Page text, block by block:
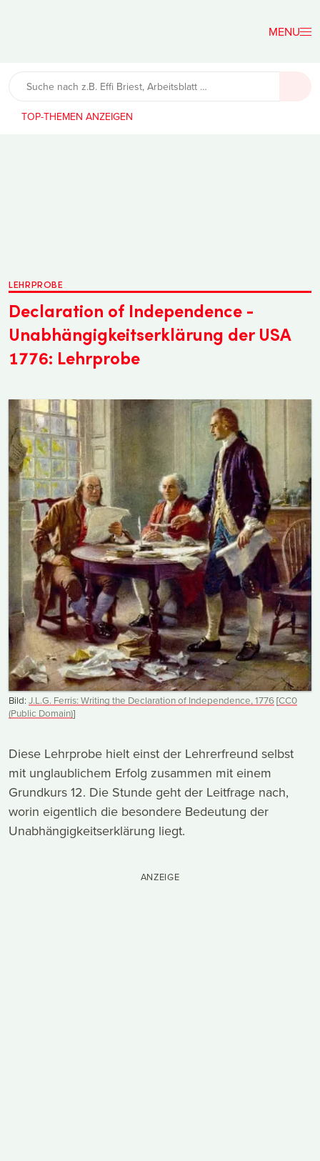
Lehrerfreund
TOP-THEMEN
LEHRPROBE
Declaration of Independence -
Unabhängigkeitserklärung der USA
1776: Lehrprobe
Bild:J.L.G. Ferris: Writing the Declaration of Independence, 1776[CC0
(Public Domain)]
Diese Lehrprobe hielt einst der Lehrerfreund selbst
mit unglaublichem Erfolg zusammen mit einem
Grundkurs 12. Die Stunde geht der Leitfrage nach,
worin eigentlich die besondere Bedeutung der
Unabhängigkeitserklärung liegt.
ANZEIGE